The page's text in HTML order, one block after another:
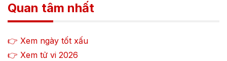
Quan tâm nhất
👉 Xem ngày tốt xấu
👉 Xem tử vi 2026